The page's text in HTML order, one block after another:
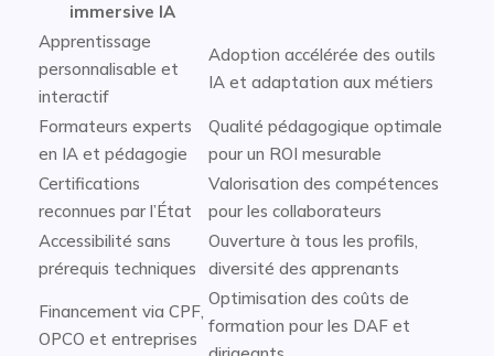
immersive IA
Apprentissage
personnalisable et
interactif
Adoption accélérée des outils
IA et adaptation aux métiers
Formateurs experts
en IA et pédagogie
Qualité pédagogique optimale
pour un ROI mesurable
Certifications
reconnues par l’État
Valorisation des compétences
pour les collaborateurs
Accessibilité sans
prérequis techniques
Ouverture à tous les profils,
diversité des apprenants
Financement via CPF,
OPCO et entreprises
Optimisation des coûts de
formation pour les DAF et